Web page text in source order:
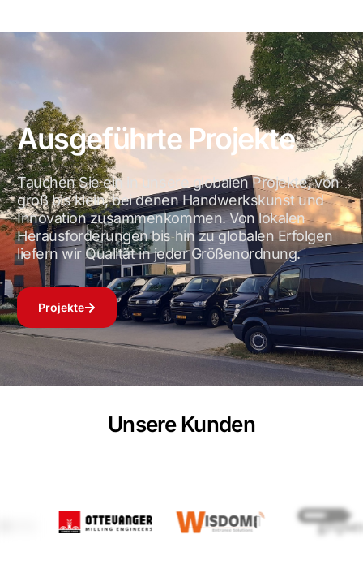
Ausgeführte Projekte
Tauchen Sie ein in unsere globalen Projekte, von
groß bis klein, bei denen Handwerkskunst und
Innovation zusammenkommen. Von lokalen
Herausforderungen bis hin zu globalen Erfolgen
liefern wir Qualität in jeder Größenordnung.
Projekte
Unsere Kunden